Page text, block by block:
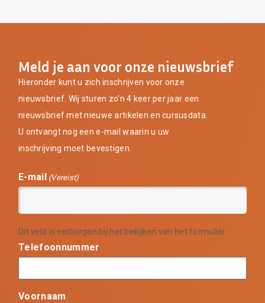
Meld je aan voor onze nieuwsbrief
Hieronder kunt u zich inschrijven voor onze
nieuwsbrief. Wij sturen zo’n 4 keer per jaar een
nieuwsbrief met nieuwe artikelen en cursusdata.
U ontvangt nog een e-mail waarin u uw
inschrijving moet bevestigen.
E-mail (Vereist)
Dit veld is verborgen bij het bekijken van het formulier
Telefoonnummer
Voornaam